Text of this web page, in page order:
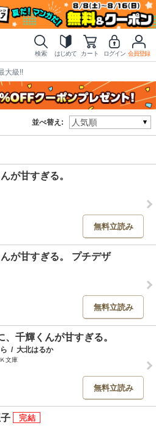
検索 はじめて カート ログイン 会員登録
大級!!
並べ替え:
が甘すぎる。
無料立読み
が甘すぎる。 プチデザ
無料立読み
、千輝くんが甘すぎる。
/ 大北はるか
文庫
無料立読み